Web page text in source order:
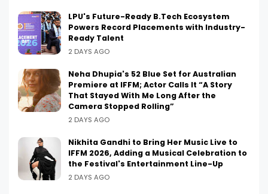
LPU's Future-Ready B.Tech Ecosystem
Powers Record Placements with Industry-
Ready Talent
2 DAYS AGO
Neha Dhupia's 52 Blue Set for Australian
Premiere at IFFM; Actor Calls It “A Story
That Stayed With Me Long After the
Camera Stopped Rolling”
2 DAYS AGO
Nikhita Gandhi to Bring Her Music Live to
IFFM 2026, Adding a Musical Celebration to
the Festival's Entertainment Line-Up
2 DAYS AGO